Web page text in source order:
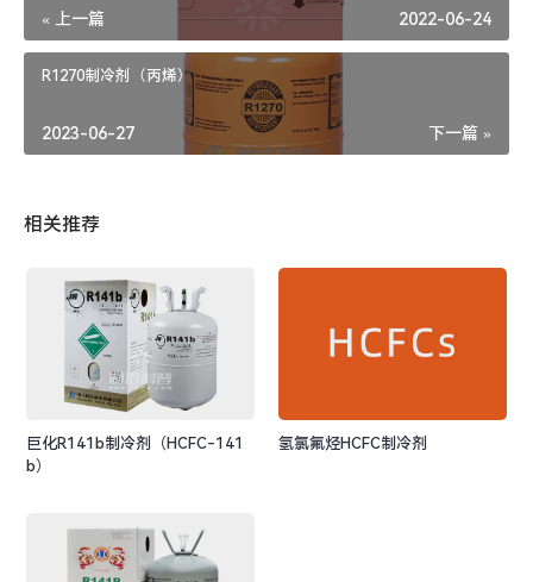
« 上一篇 2022-06-24
R1270制冷剂（丙烯）
下一篇 »
2023-06-27
相关推荐
巨化R141b制冷剂（HCFC-141
b）
氢氯氟烃HCFC制冷剂